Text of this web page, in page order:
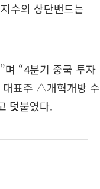
수의 상단밴드는
며 “4분기 중국 투자
표주 △개혁개방 수
덧붙였다.